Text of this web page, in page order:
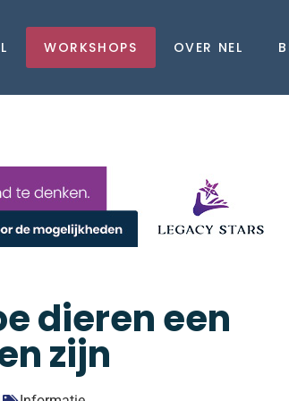
WORKSHOPS OVER NEL
dieren een
zijn